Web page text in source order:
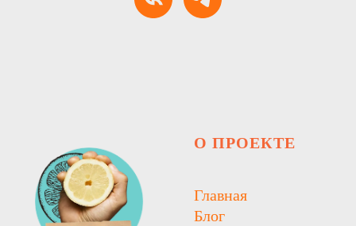
О ПРОЕКТЕ
Главная
Блог